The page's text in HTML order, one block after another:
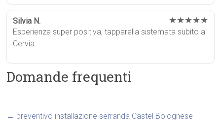
Silvia N. ★★★★★
Esperienza super positiva, tapparella sistemata subito a
Cervia.
Domande frequenti
← preventivo installazione serranda Castel Bolognese